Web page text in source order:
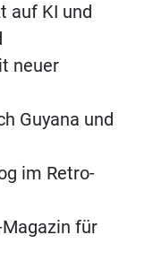
auf KI und
neuer
Guyana und
im Retro-
für